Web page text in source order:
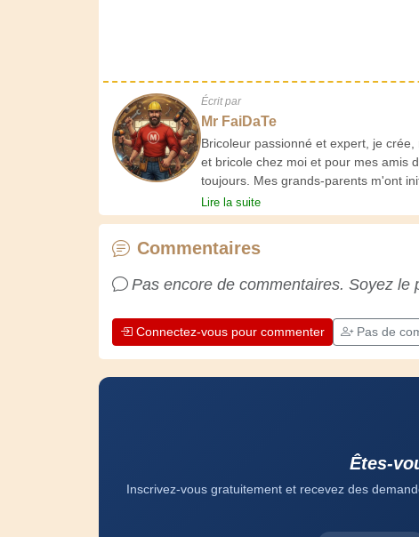
Écrit par
Mr FaiDaTe
Bricoleur passionné et expert, je crée,
et bricole chez moi et pour mes amis
toujours. Mes grands-parents m'ont
jeune, et depuis, j'ai acquis une riche
expérience. L'expérience est
apprécier le dévouement des artisans
chaque jour est une occasion de
Lire la suite
Commentaires
Pas encore de commentaires. Soyez le
Connectez-vous pour commenter Pas de
Êtes-
Inscrivez-vous gratuitement et recevez des